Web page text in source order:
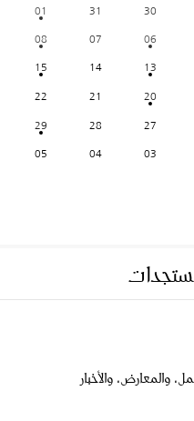
30
31
01
06
07
08
13
14
15
20
21
22
27
28
29
03
04
05
والمعارض، والأخبار